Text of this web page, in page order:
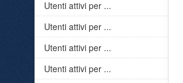
Utenti attivi per ...
Utenti attivi per ...
Utenti attivi per ...
Utenti attivi per ...